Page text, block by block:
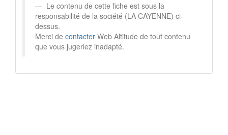
Le contenu de cette fiche est sous la
responsabilité de la société (LA CAYENNE) ci-
dessus.
Merci de contacter Web Altitude de tout contenu
que vous jugeriez inadapté.